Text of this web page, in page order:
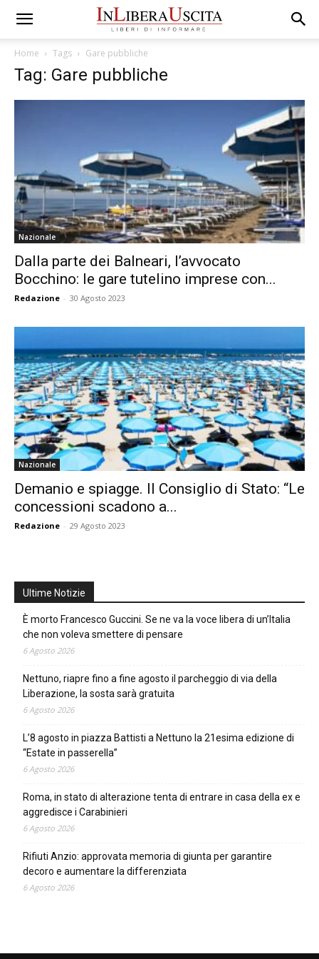
Home Tags Gare pubbliche
Tag: Gare pubbliche
Nazionale
Dalla parte dei Balneari, l’avvocato
Bocchino: le gare tutelino imprese con...
Redazione - 30 Agosto 2023
Nazionale
Demanio e spiagge. Il Consiglio di Stato: “Le
concessioni scadono a...
Redazione - 29 Agosto 2023
Ultime Notizie
È morto Francesco Guccini. Se ne va la voce libera di un’Italia
che non voleva smettere di pensare
6 Agosto 2026
Nettuno, riapre fino a fine agosto il parcheggio di via della
Liberazione, la sosta sarà gratuita
6 Agosto 2026
L’8 agosto in piazza Battisti a Nettuno la 21esima edizione di
“Estate in passerella”
6 Agosto 2026
Roma, in stato di alterazione tenta di entrare in casa della ex e
aggredisce i Carabinieri
6 Agosto 2026
Rifiuti Anzio: approvata memoria di giunta per garantire
decoro e aumentare la differenziata
6 Agosto 2026